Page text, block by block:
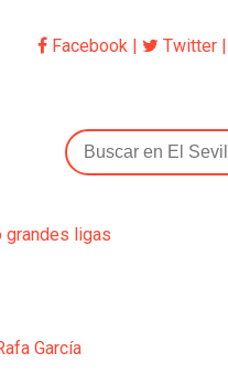
Facebook | Twitter |
grandes ligas
García